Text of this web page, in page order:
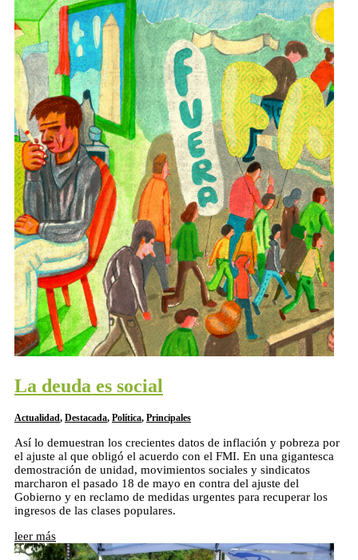
La deuda es social
Actualidad, Destacada, Política, Principales
Así lo demuestran los crecientes datos de inflación y pobreza por
el ajuste al que obligó el acuerdo con el FMI. En una gigantesca
demostración de unidad, movimientos sociales y sindicatos
marcharon el pasado 18 de mayo en contra del ajuste del
Gobierno y en reclamo de medidas urgentes para recuperar los
ingresos de las clases populares.
leer más